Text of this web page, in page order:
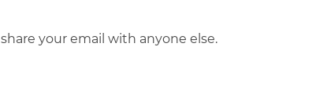
your email with anyone else.